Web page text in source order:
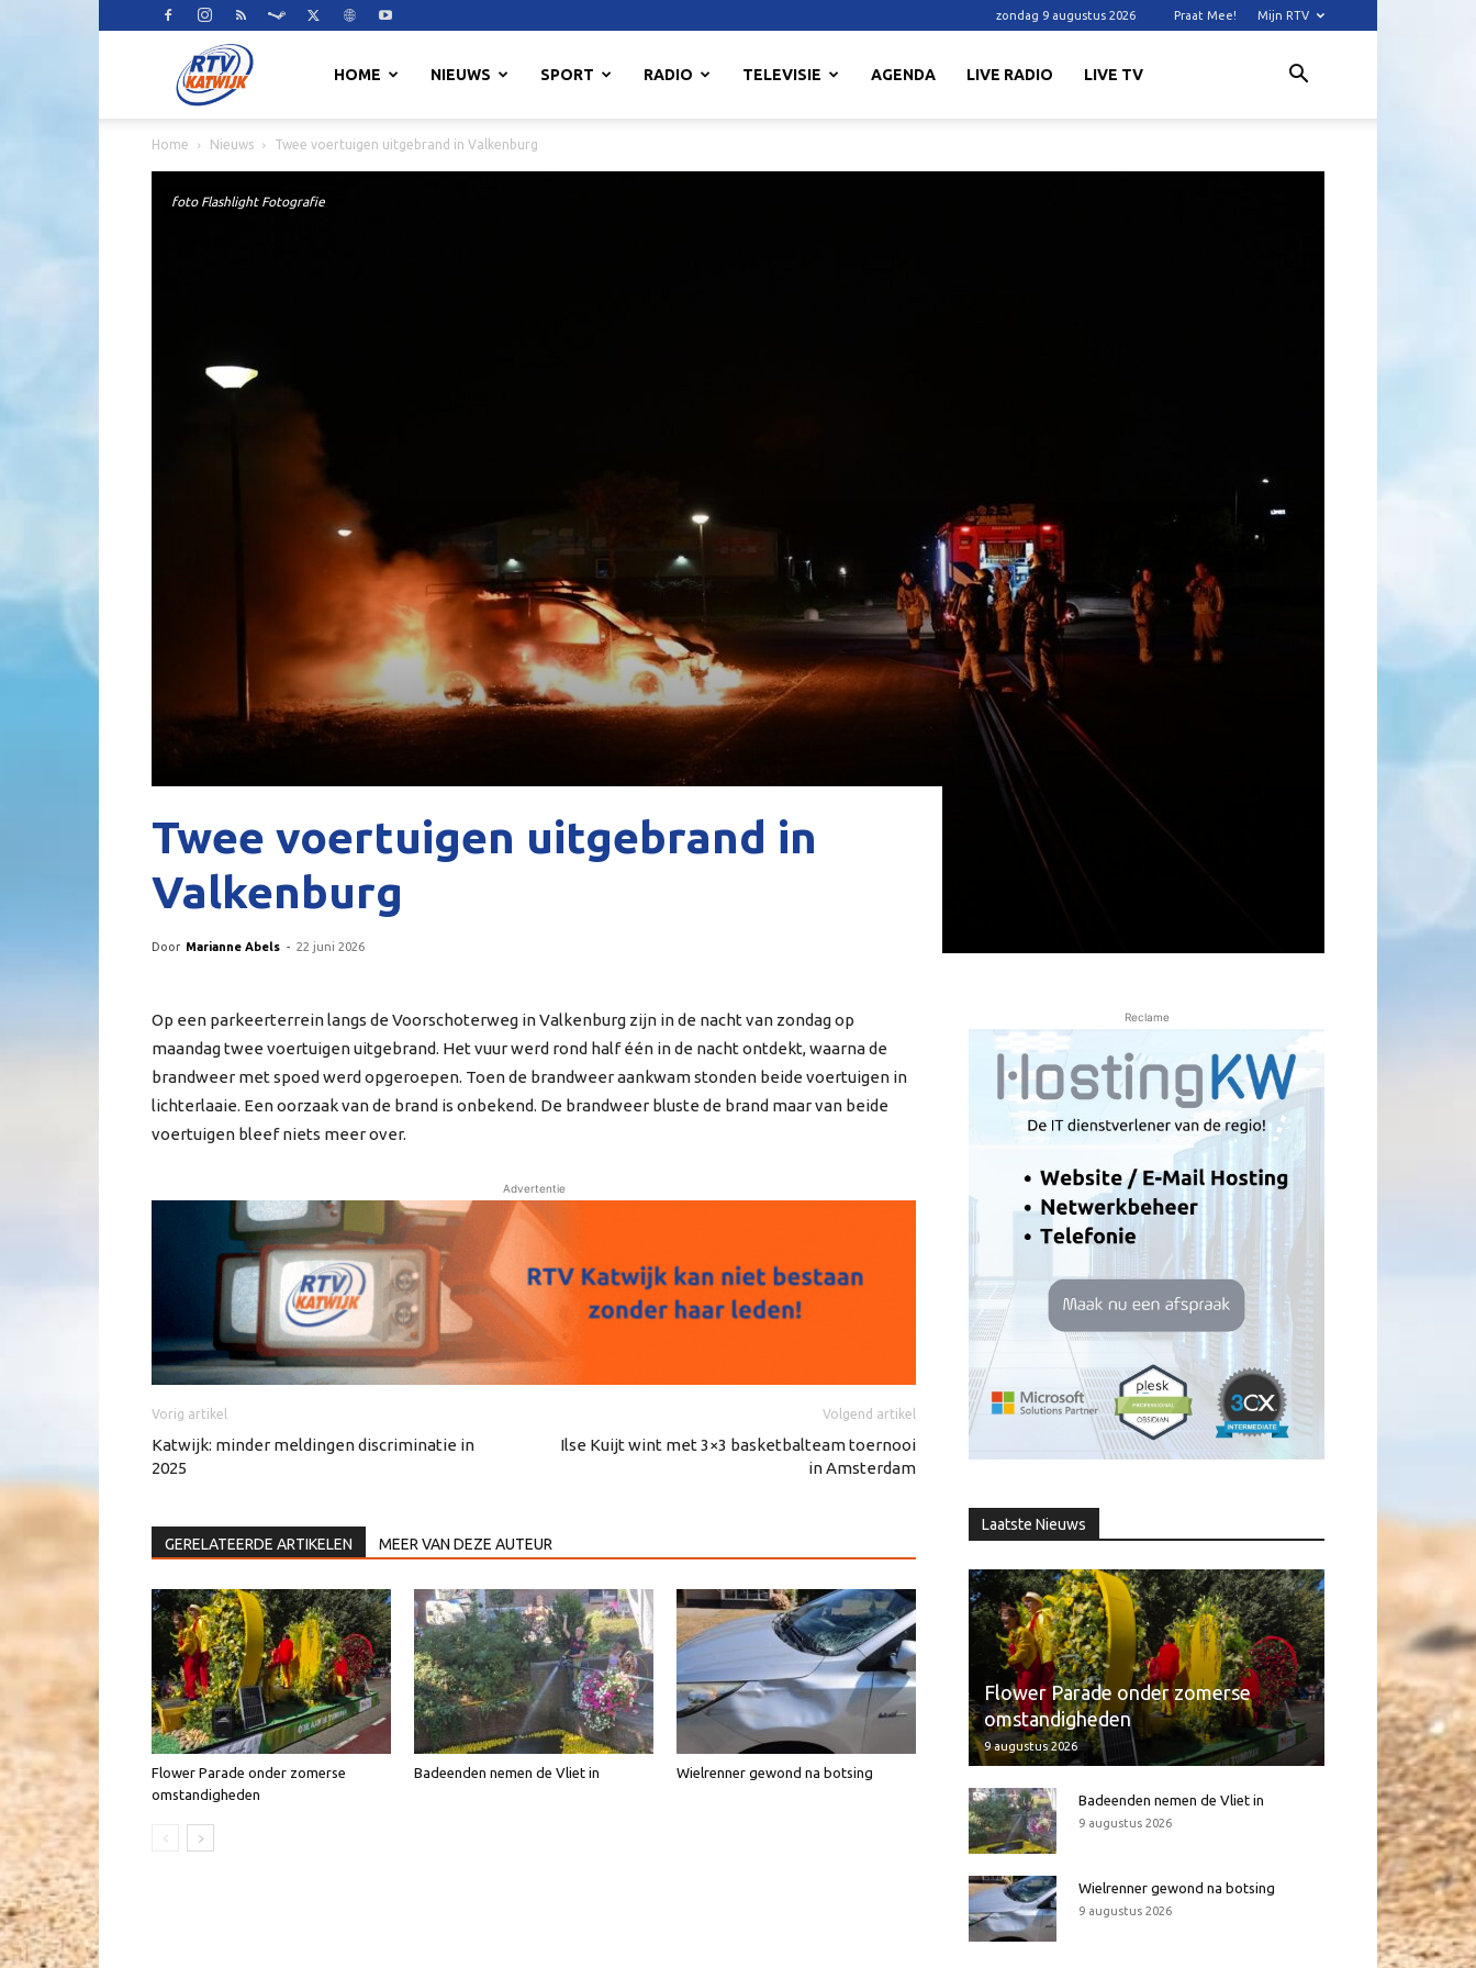
zondag 9 augustus 2026 Praat Mee! Mijn RTV
HOME NIEUWS SPORT RADIO TELEVISIE AGENDA LIVE RADIO LIVE TV
Home Nieuws Twee voertuigen uitgebrand in Valkenburg
foto Flashlight Fotografie
Twee voertuigen uitgebrand in
Valkenburg
Door Marianne Abels - 22 juni 2026
Op een parkeerterrein langs de Voorschoterweg in Valkenburg zijn in de nacht van zondag op
maandag twee voertuigen uitgebrand. Het vuur werd rond half één in de nacht ontdekt, waarna de
brandweer met spoed werd opgeroepen. Toen de brandweer aankwam stonden beide voertuigen in
lichterlaaie. Een oorzaak van de brand is onbekend. De brandweer bluste de brand maar van beide
voertuigen bleef niets meer over.
Advertentie
Vorig artikel
Katwijk: minder meldingen discriminatie in
2025
Volgend artikel
Ilse Kuijt wint met 3×3 basketbalteam toernooi
in Amsterdam
GERELATEERDE ARTIKELEN MEER VAN DEZE AUTEUR
Flower Parade onder zomerse
omstandigheden
Badeenden nemen de Vliet in Wielrenner gewond na botsing
Reclame
Laatste Nieuws
Flower Parade onder zomerse
omstandigheden
9 augustus 2026
Badeenden nemen de Vliet in
9 augustus 2026
Wielrenner gewond na botsing
9 augustus 2026